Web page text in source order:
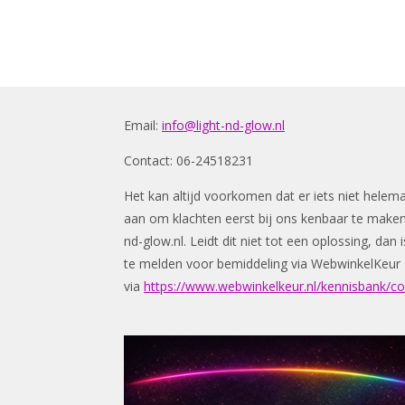
Email: info@light-nd-glow.nl
Contact: 06-24518231
Het kan altijd voorkomen dat er iets niet
aan om klachten eerst bij ons kenbaar te
nd-glow.nl. Leidt dit niet tot een oplossing, dan
te melden voor bemiddeling via WebwinkelKeur
via https://www.webwinkelkeur.nl/kennisbank/